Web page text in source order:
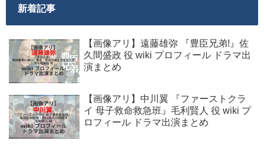
新着記事
【画像アリ】遠藤雄弥 『豊臣兄弟!』佐
久間盛政 役 wiki プロフィール ドラマ出
演まとめ
【画像アリ】中川翼 『ファーストクラ
イ 母子救命救急班』毛利賢人 役 wiki プ
ロフィール ドラマ出演まとめ